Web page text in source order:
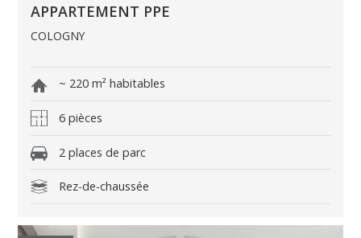
APPARTEMENT PPE
COLOGNY
~ 220 m² habitables
6 pièces
2 places de parc
Rez-de-chaussée